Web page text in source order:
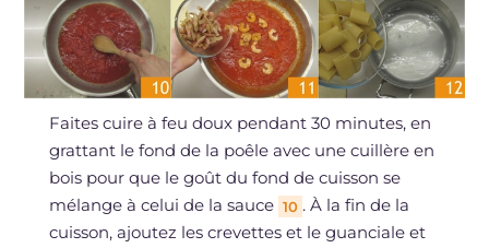
Faites cuire à feu doux pendant 30 minutes, en
grattant le fond de la poêle avec une cuillère en
bois pour que le goût du fond de cuisson se
mélange à celui de la sauce 10 . À la fin de la
cuisson, ajoutez les crevettes et le guanciale et